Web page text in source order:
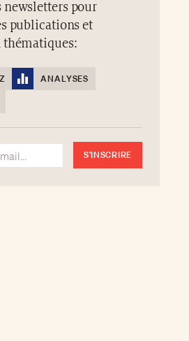
newsletters pour
publications et
thématiques:
ANALYSES
S'INSCRIRE